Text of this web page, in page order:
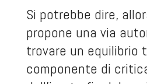
Si potrebbe dire,
propone una via
trovare un equilibrio
componente di